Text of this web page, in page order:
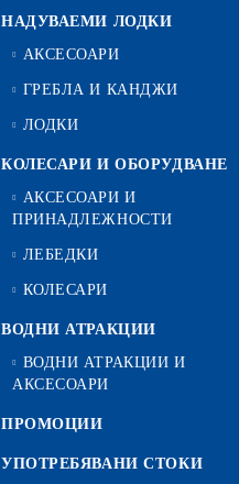
НАДУВАЕМИ ЛОДКИ
АКСЕСОАРИ
ГРЕБЛА И КАНДЖИ
ЛОДКИ
КОЛЕСАРИ И ОБОРУДВАНЕ
АКСЕСОАРИ И
ПРИНАДЛЕЖНОСТИ
ЛЕБЕДКИ
КОЛЕСАРИ
ВОДНИ АТРАКЦИИ
ВОДНИ АТРАКЦИИ И
АКСЕСОАРИ
ПРОМОЦИИ
УПОТРЕБЯВАНИ СТОКИ